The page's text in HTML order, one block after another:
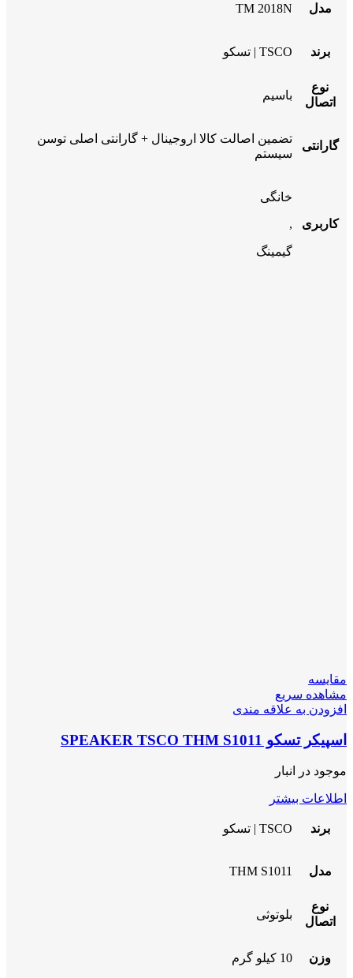
مدل TM 2018N
برند TSCO | تسکو
نوع
اتصال
باسیم
گارانتی
تضمین اصالت کالا اروجینال + گارانتی اصلی توسن
سیستم
کاربری
خانگی
,
گیمینگ
مقایسه
مشاهده سریع
افزودن به علاقه مندی
اسپیکر تسکو SPEAKER TSCO THM S1011
موجود در انبار
اطلاعات بیشتر
برند TSCO | تسکو
مدل THM S1011
نوع
اتصال
بلوتوثی
وزن 10 کیلو گرم